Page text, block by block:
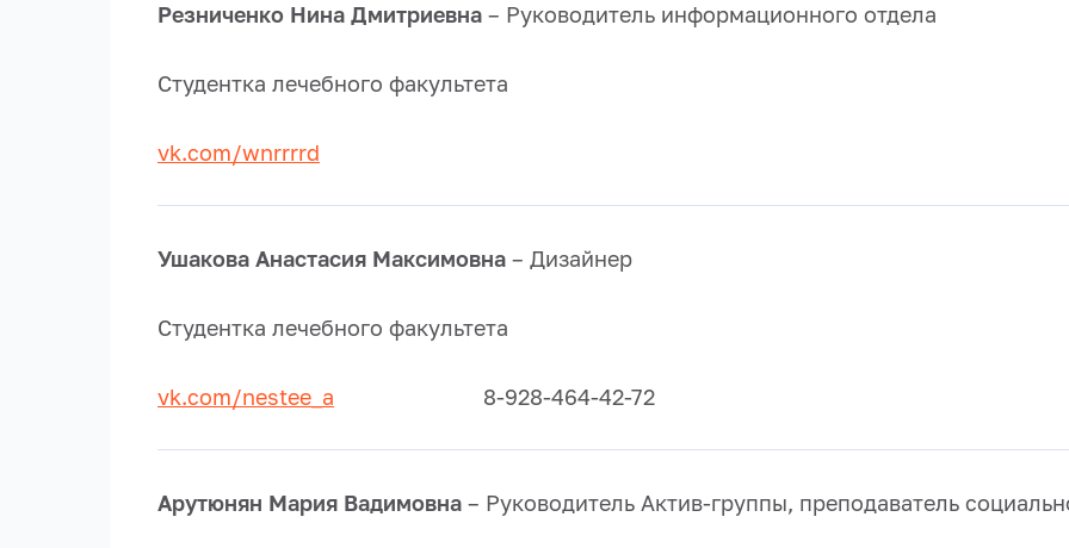
Резниченко Нина Дмитриевна – Руководитель информационного отдела
Студентка лечебного факультета
vk.com/wnrrrrd
Ушакова Анастасия Максимовна – Дизайнер
Студентка лечебного факультета
vk.com/nestee_a 8-928-464-42-72
Арутюнян Мария Вадимовна – Руководитель Актив-группы, преподаватель